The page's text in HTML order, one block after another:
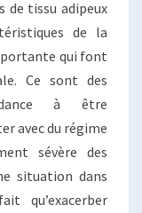
de tissu adipeux
de la
qui font
Ce sont des
à être
avec du régime
sévère des
situation dans
qu’exacerber